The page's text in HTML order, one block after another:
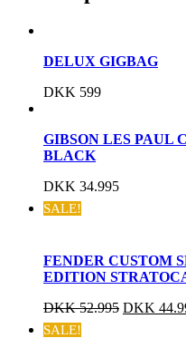
DELUX GIGBAG
DKK 599
GIBSON LES PAUL
BLACK
DKK 34.995
SALE!
FENDER CUSTOM
EDITION
DKK52.995 DKK
SALE!